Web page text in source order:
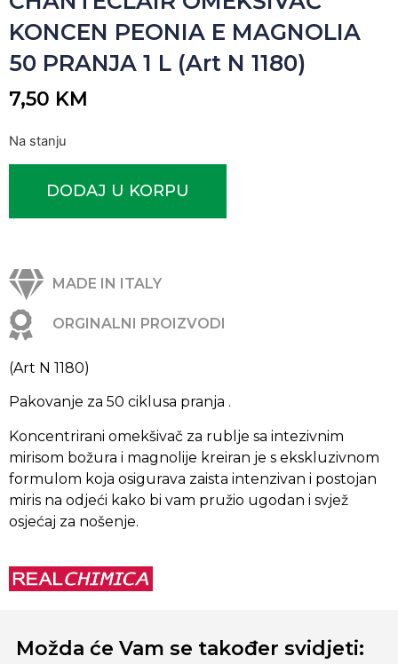
KONCEN PEONIA E MAGNOLIA
50 PRANJA 1 L (Art N 1180)
7,50 KM
Na stanju
DODAJ U KORPU
MADE IN ITALY
ORGINALNI PROIZVODI
(Art N 1180)
Pakovanje za 50 ciklusa pranja .
Koncentrirani omekšivač za rublje sa intezivnim
mirisom božura i magnolije kreiran je s ekskluzivnom
formulom koja osigurava zaista intenzivan i postojan
miris na odjeći kako bi vam pružio ugodan i svjež
osjećaj za nošenje.
Možda će Vam se također svidjeti: